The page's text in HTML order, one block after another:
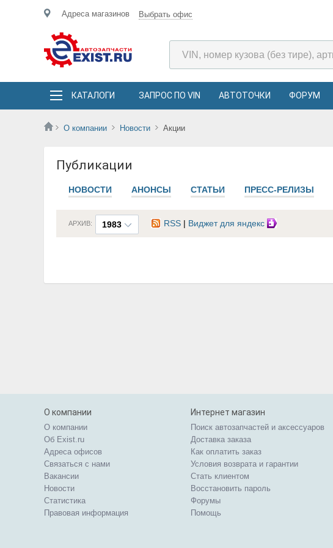
Адреса магазинов Выбрать офис
КАТАЛОГИ ЗАПРОС ПО VIN АВТОТОЧКИ ФОРУМ
О компании Новости Акции
Публикации
НОВОСТИ АНОНСЫ СТАТЬИ ПРЕСС-РЕЛИЗЫ
1983
АРХИВ: RSS | Виджет для яндекс
О компании
О компании
Об Exist.ru
Адреса офисов
Связаться с нами
Вакансии
Новости
Статистика
Правовая информация
Интернет магазин
Поиск автозапчастей и аксессуаров
Доставка заказа
Как оплатить заказ
Условия возврата и гарантии
Стать клиентом
Восстановить пароль
Форумы
Помощь